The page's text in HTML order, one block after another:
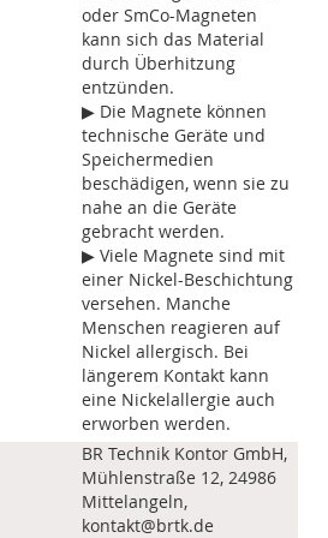
oder SmCo-Magneten
kann sich das Material
durch Überhitzung
entzünden.
▶ Die Magnete können
technische Geräte und
Speichermedien
beschädigen, wenn sie zu
nahe an die Geräte
gebracht werden.
▶ Viele Magnete sind mit
einer Nickel-Beschichtung
versehen. Manche
Menschen reagieren auf
Nickel allergisch. Bei
längerem Kontakt kann
eine Nickelallergie auch
erworben werden.
BR Technik Kontor GmbH,
Mühlenstraße 12, 24986
Mittelangeln,
kontakt@brtk.de